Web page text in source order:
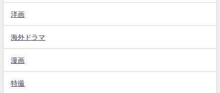
洋画
海外ドラマ
漫画
特撮